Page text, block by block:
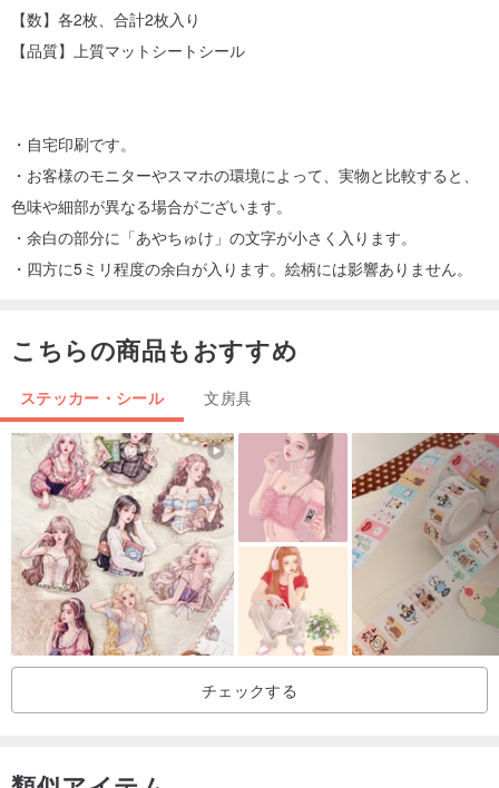
【数】各2枚、合計2枚入り
【品質】上質マットシートシール
・自宅印刷です。
・お客様のモニターやスマホの環境によって、実物と比較すると、
色味や細部が異なる場合がございます。
・余白の部分に「あやちゅけ」の文字が小さく入ります。
・四方に5ミリ程度の余白が入ります。絵柄には影響ありません。
こちらの商品もおすすめ
ステッカー・シール 文房具
チェックする